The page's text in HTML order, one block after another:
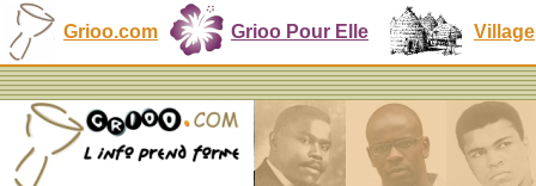
Grioo.com Grioo Pour Elle Village